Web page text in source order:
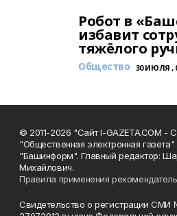
Робот в
избавит
тяжёлого
Общество 30 ИЮЛЯ ,
© 2011-2026 "Сайт I-GAZETA.COM -
"Общественная электронная
"Башинформ". Главный редактор:
Михайлович.
Правила применения
Свидетельство о регистрации